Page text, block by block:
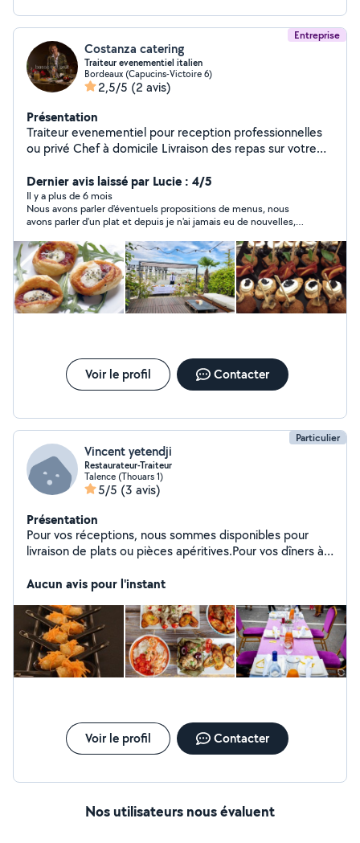
Entreprise
Costanza catering
Traiteur evenementiel italien
Bordeaux (Capucins-Victoire 6)
2,5/5 (2 avis)
Présentation
Traiteur evenementiel pour reception professionnelles
ou privé Chef à domicile Livraison des repas sur votre
tarifs direct producteur
Dernier avis laissé par Lucie : 4/5
Il y a plus de 6 mois
Nous avons parler d'éventuels propositions de menus, nous
avons parler d'un plat et depuis je n'ai jamais eu de nouvelles,
Voir le profil Contacter
Particulier
Vincent yetendji
Restaurateur-Traiteur
Talence (Thouars 1)
5/5 (3 avis)
Présentation
Pour vos réceptions, nous sommes disponibles pour
livraison de plats ou pièces apéritives.Pour vos dîners à
de matériel de réception.
Aucun avis pour l'instant
Voir le profil Contacter
Nos utilisateurs nous évaluent